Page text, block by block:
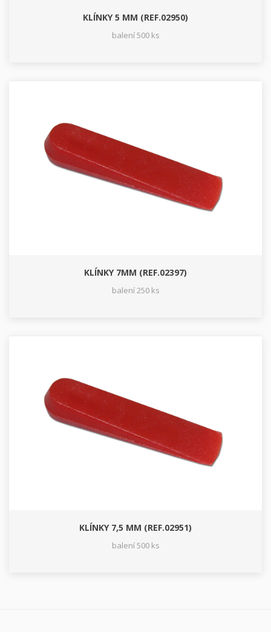
KLÍNKY 5 MM (REF.02950)
balení 500 ks
KLÍNKY 7MM (REF.02397)
balení 250 ks
KLÍNKY 7,5 MM (REF.02951)
balení 500 ks